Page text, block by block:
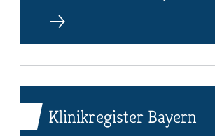
Klinikregister Bayern